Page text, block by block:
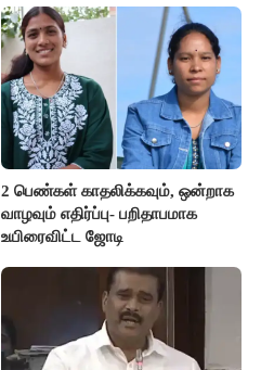
2 பெண்கள் காதலிக்கவும், ஒன்றாக
வாழவும் எதிர்ப்பு- பறிதாபமாக
உயிரைவிட்ட ஜோடி